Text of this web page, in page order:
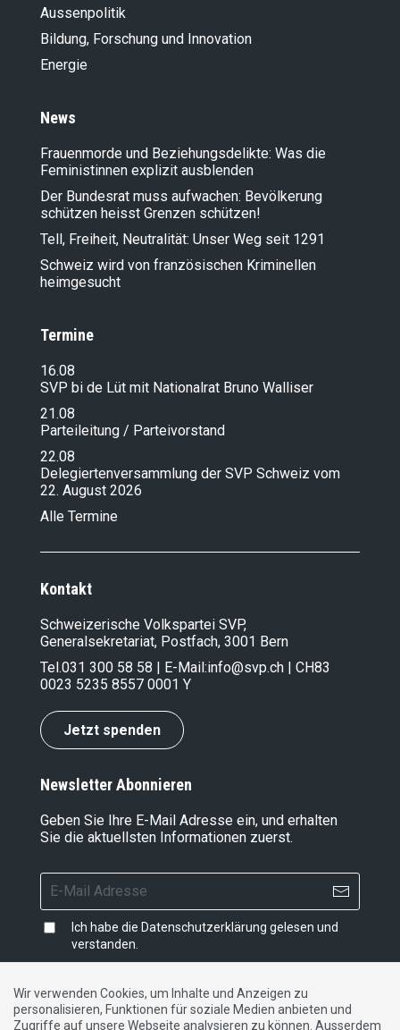
Aussenpolitik
Bildung, Forschung und Innovation
Energie
News
Frauenmorde und Beziehungsdelikte: Was die
Feministinnen explizit ausblenden
Der Bundesrat muss aufwachen: Bevölkerung
schützen heisst Grenzen schützen!
Tell, Freiheit, Neutralität: Unser Weg seit 1291
Schweiz wird von französischen Kriminellen
heimgesucht
Termine
16.08
SVP bi de Lüt mit Nationalrat Bruno Walliser
21.08
Parteileitung / Parteivorstand
22.08
Delegiertenversammlung der SVP Schweiz vom
22. August 2026
Alle Termine
Kontakt
Schweizerische Volkspartei SVP,
Generalsekretariat, Postfach, 3001 Bern
Tel.031 300 58 58 | E-Mail:info@svp.ch | CH83
0023 5235 8557 0001 Y
Jetzt spenden
Newsletter Abonnieren
Geben Sie Ihre E-Mail Adresse ein, und erhalten
Sie die aktuellsten Informationen zuerst.
Ich habe die Datenschutzerklärung gelesen und
verstanden.
Impressum |Datenschutzerklärung|Kontakt
Wir verwenden Cookies, um Inhalte und Anzeigen zu
personalisieren, Funktionen für soziale Medien anbieten und
Zugriffe auf unsere Webseite analysieren zu können. Ausserdem